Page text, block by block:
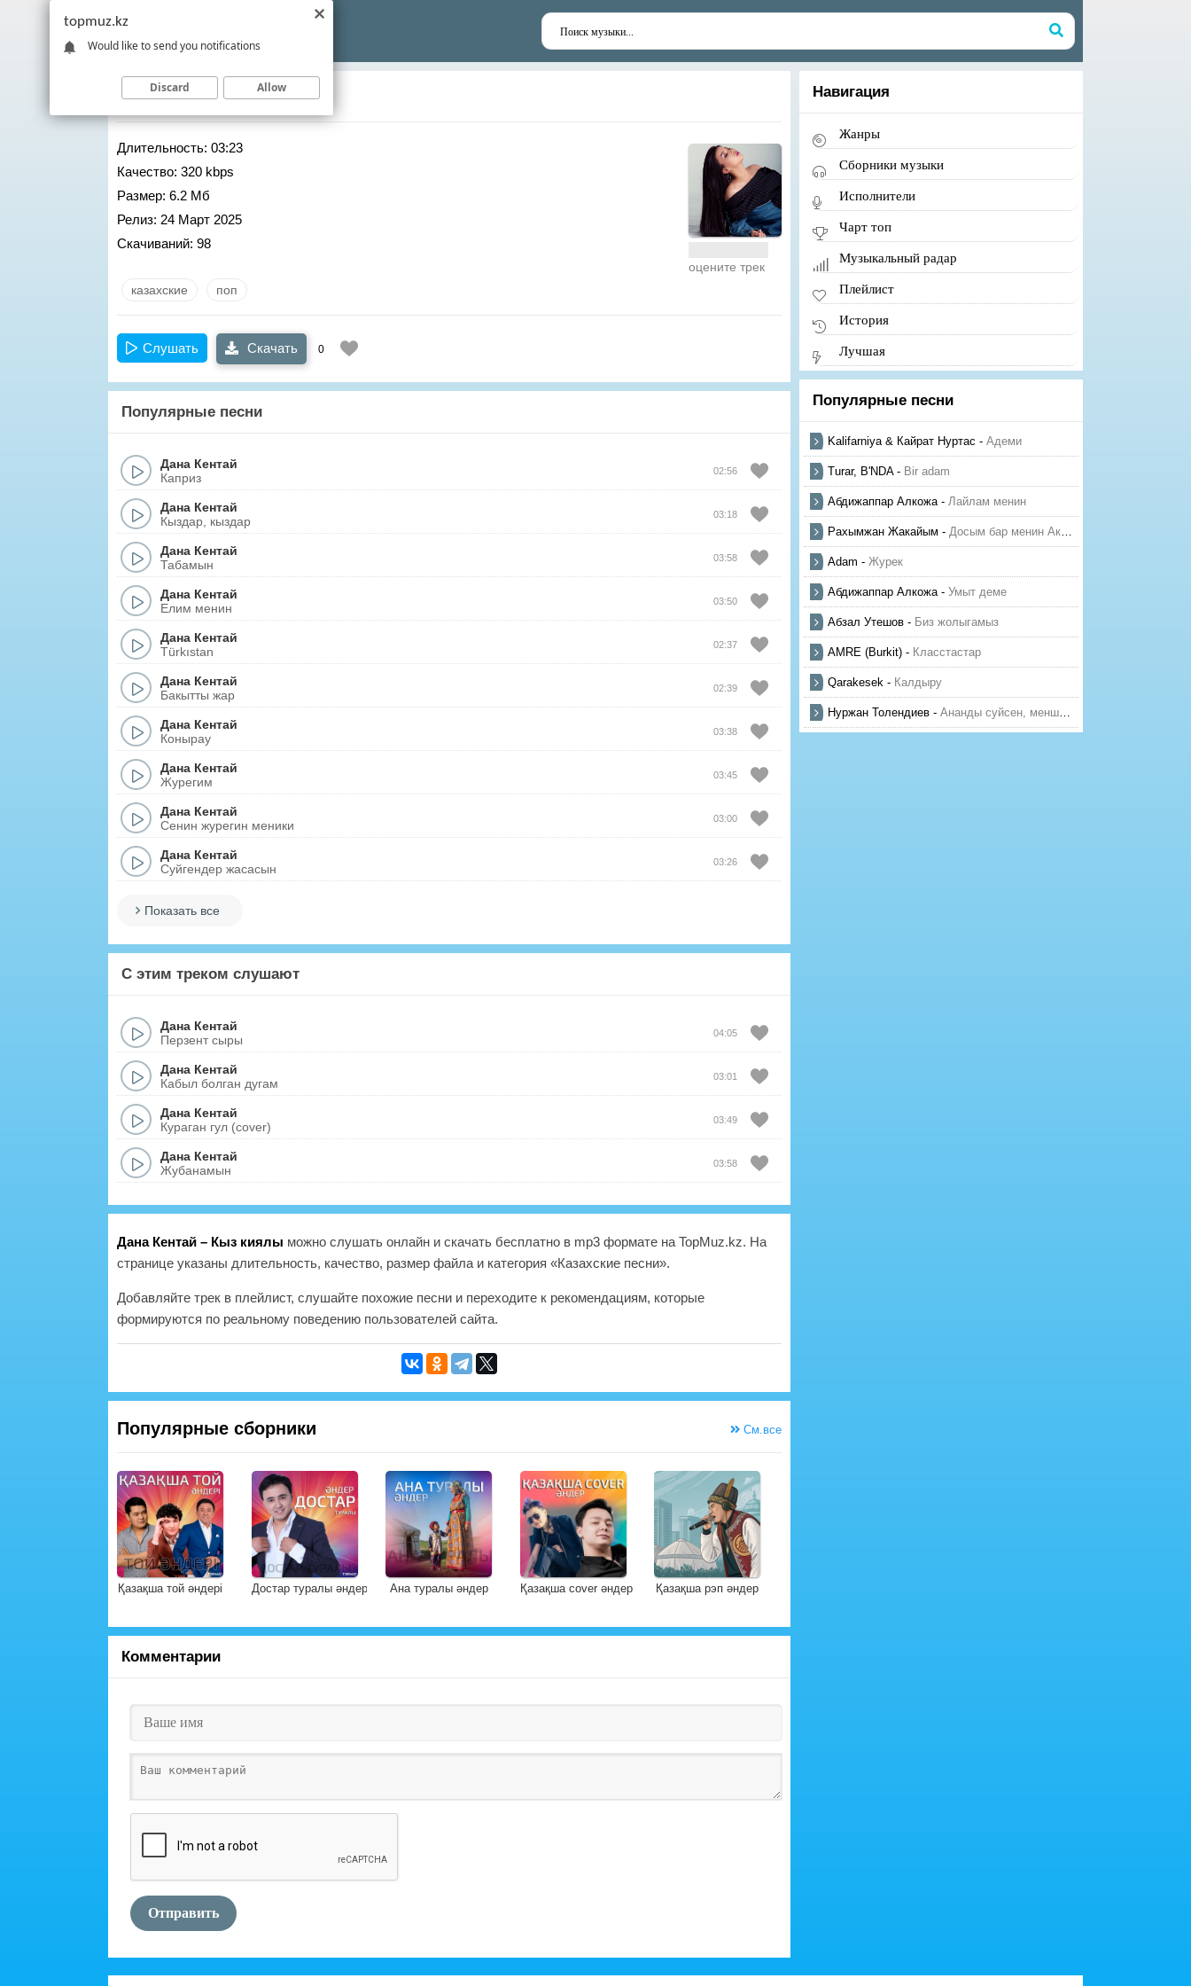
Дана Кентай – Кыз киялы
Длительность: 03:23
Качество: 320 kbps
Размер: 6.2 Мб
Релиз: 24 Март 2025
Скачиваний: 98
оцените трек
казахские поп
Слушать Скачать 0
Популярные песни
Дана Кентай
Каприз
02:56
Дана Кентай
Кыздар, кыздар
03:18
Дана Кентай
Табамын
03:58
Дана Кентай
Елим менин
03:50
Дана Кентай
Türkıstan
02:37
Дана Кентай
Бакытты жар
02:39
Дана Кентай
Конырау
03:38
Дана Кентай
Журегим
03:45
Дана Кентай
Сенин журегин меники
03:00
Дана Кентай
Суйгендер жасасын
03:26
Показать все
С этим треком слушают
Дана Кентай
Перзент сыры
04:05
Дана Кентай
Кабыл болган дугам
03:01
Дана Кентай
Кураган гул (cover)
03:49
Дана Кентай
Жубанамын
03:58
Дана Кентай – Кыз киялы можно слушать онлайн и скачать бесплатно в mp3 формате на TopMuz.kz. На
странице указаны длительность, качество, размер файла и категория «Казахские песни».
Добавляйте трек в плейлист, слушайте похожие песни и переходите к рекомендациям, которые
формируются по реальному поведению пользователей сайта.
Популярные сборники См.все
Қазақша той әндері Достар туралы әндер Ана туралы әндер Қазақша cover әндер Қазақша рэп әндер
Комментарии
Отправить
Навигация
Жанры
Сборники музыки
Исполнители
Чарт топ
Музыкальный радар
Плейлист
История
Лучшая
Популярные песни
Kalifarniya & Кайрат Нуртас - Адеми
Turar, B'NDA- Bir adam
Абдижаппар Алкожа- Лайлам менин
Рахымжан Жакайым - Досым бар менин Актауда
Adam - Журек
Абдижаппар Алкожа- Умыт деме
Абзал Утешов - Биз жолыгамыз
AMRE (Burkit) - Класстастар
Qarakesek - Калдыру
Нуржан Толендиев - Ананды суйсен, менше суй
topmuz.kz
Would like to send you notifications
Discard Allow